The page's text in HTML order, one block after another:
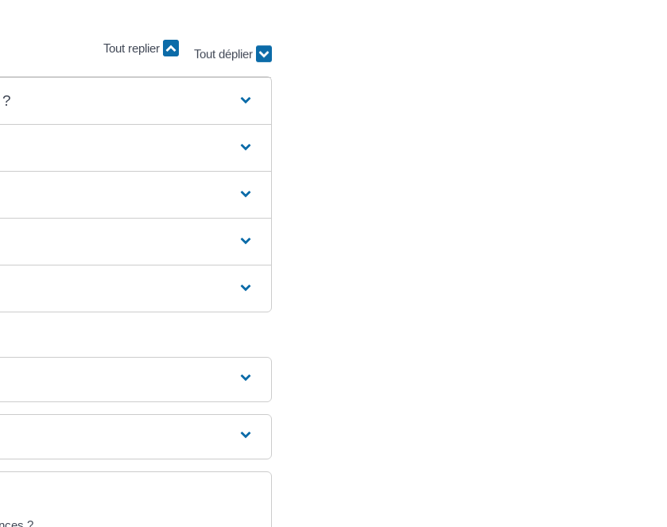
Tout replier
Tout déplier